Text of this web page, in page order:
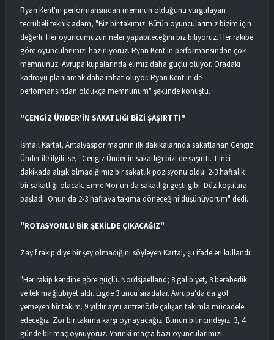
Ryan Kent'in performansından memnun olduğunu vurgulayan
tecrübeli teknik adam, "Biz bir takımız. Bütün oyuncularımız bizim için
değerli. Her oyuncumuzun neler yapabileceğini biz biliyoruz. Her rakibe
göre oyuncularımızı hazırlıyoruz. Ryan Kent'in performansından çok
memnunuz. Avrupa kupalarında elimiz daha güçlü oluyor. Oradaki
kadroyu planlamak daha rahat oluyor. Ryan Kent'in de
performansından oldukça memnunum" şeklinde konuştu.
"CENGİZ ÜNDER'İN SAKATLIĞI BİZİ ŞAŞIRTTI"
İsmail Kartal, Antalyaspor maçının ilk dakikalarında sakatlanan Cengiz
Ünder ile ilgili ise, "Cengiz Ünder'in sakatlığı bizi de şaşırttı. 1'inci
dakikada alışık olmadığımız bir sakatlık pozisyonu oldu. 2-3 haftalık
bir sakatlığı olacak. Emre Mor'un da sakatlığı geçti gibi. Düz koşulara
başladı. Onun da 2-3 haftaya takıma döneceğini düşünüyorum" dedi.
"ROTASYONLU BİR ŞEKİLDE ÇIKACAĞIZ"
Zayıf rakip diye bir şey olmadığını söyleyen Kartal, şu ifadeleri kullandı:
"Her rakip kendine göre güçlü. Nordsjaelland; 8 galibiyet, 3 beraberlik
ve tek mağlubiyet aldı. Ligde 3'üncü sıradalar. Avrupa'da da gol
yemeyen bir takım. 9 yıldır aynı antrenörle çalışan takımla mücadele
edeceğiz. Zor bir takıma karşı oynayacağız. Bunun bilincindeyiz. 3, 4
günde bir maç oynuyoruz. Yarınki maçta bazı oyuncularımızı